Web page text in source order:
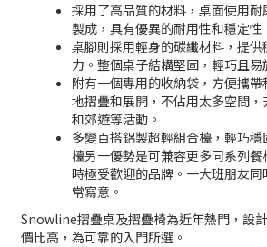
採用了高品質的材料，桌面使用
製成，具有優異的耐用性和穩定性
桌腳則採用輕身的碳纖材料，提
力。整個桌子結構堅固，輕巧且易
附有一個專用的收納袋，方便攜
地摺疊和展開，不佔用太多空間
和郊遊等活動。
多變百搭鋁製超輕組合檯，輕巧
檯另一優勢是可兼容更多同系列
時極受歡迎的品牌。一大班朋友
常寫意。
Snowline摺疊桌及摺疊椅為近年熱門，設
價比高，為可靠的入門所選。